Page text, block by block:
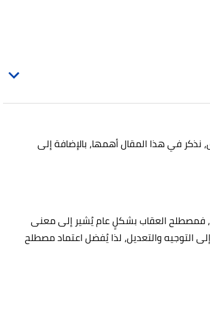
في هذا المقال أهمها، بالإضافة إلى
فمصطلح العقاب بشكلٍ عام يُشير إلى معنى
التوجيه والتعديل، لذا يُفضل اعتماد مصطلح